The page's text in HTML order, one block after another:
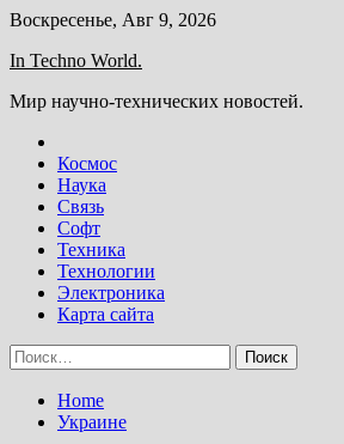
Skip
content
Воскресенье, Авг 9, 2026
In Techno World.
Мир научно-технических новостей.
Космос
Наука
Связь
Софт
Техника
Технологии
Электроника
Карта сайта
Найти:
Home
Украине